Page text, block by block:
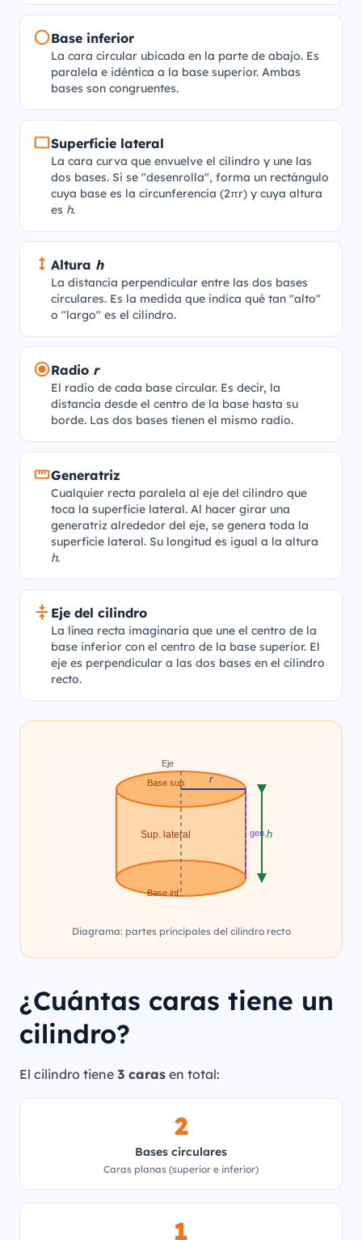
Base inferior
La cara circular ubicada en la parte de abajo. Es
paralela e idéntica a la base superior. Ambas
bases son congruentes.
Superficie lateral
La cara curva que envuelve el cilindro y une las
dos bases. Si se "desenrolla", forma un rectángulo
cuya base es la circunferencia (2πr) y cuya altura
es h.
Altura h
La distancia perpendicular entre las dos bases
circulares. Es la medida que indica qué tan "alto"
o "largo" es el cilindro.
Radio r
El radio de cada base circular. Es decir, la
distancia desde el centro de la base hasta su
borde. Las dos bases tienen el mismo radio.
Generatriz
Cualquier recta paralela al eje del cilindro que
toca la superficie lateral. Al hacer girar una
generatriz alrededor del eje, se genera toda la
superficie lateral. Su longitud es igual a la altura
h.
Eje del cilindro
La línea recta imaginaria que une el centro de la
base inferior con el centro de la base superior. El
eje es perpendicular a las dos bases en el cilindro
recto.
r
h
gen.
Sup. lateral
Base sup.
Base inf.
Eje
Diagrama: partes principales del cilindro recto
¿Cuántas caras tiene un
cilindro?
El cilindro tiene 3 caras en total:
2
Bases circulares
Caras planas (superior e inferior)
1